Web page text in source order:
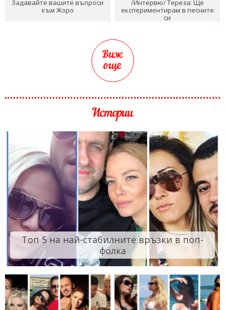
Задавайте вашите въпроси
към Жоро
/Интервю/ Тереза: Ще
експериментирам в песните
си
Виж
още
Истории
Топ 5 на най-стабилните връзки в поп-
фолка